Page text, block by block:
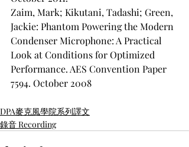
Zaim, Mark; Kikutani, Tadashi; Green,
Jackie: Phantom Powering the Modern
Condenser Microphone: A Practical
Look at Conditions for Optimized
Performance. AES Convention Paper
7594. October 2008
DPA麥克風學院系列譯文
錄音 Recording